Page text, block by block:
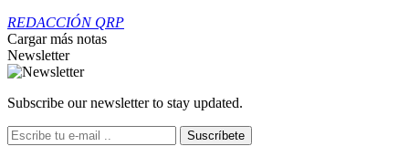
REDACCIÓN QRP
Cargar más notas
Newsletter
Subscribe our newsletter to stay updated.
Suscríbete